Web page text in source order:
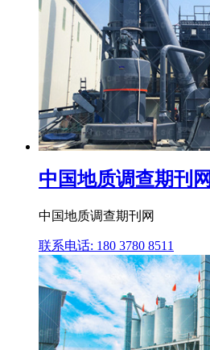
中国地质调查期刊网
中国地质调查期刊网
联系电话: 180 3780 8511